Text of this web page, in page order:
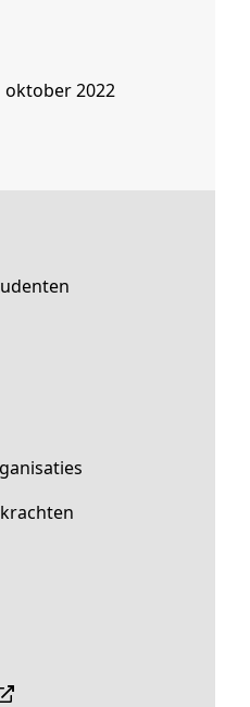
oktober 2022